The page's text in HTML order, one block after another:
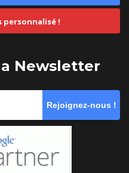
personnalisé !
Newsletter
Rejoignez-nous !